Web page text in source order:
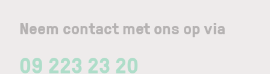
Neem contact met ons op via
09 223 23 20